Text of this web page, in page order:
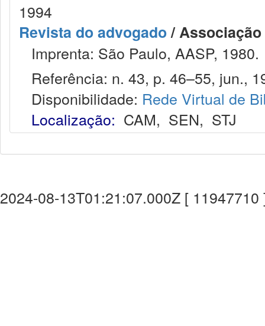
1994
Revista do advogado/
Imprenta: São Paulo, AASP, 1980.
Referência: n. 43, p. 46–55, jun.,
Disponibilidade: Rede Virtual de
Localização: CAM, SEN, STJ
2024-08-13T01:21:07.000Z [ 11947710